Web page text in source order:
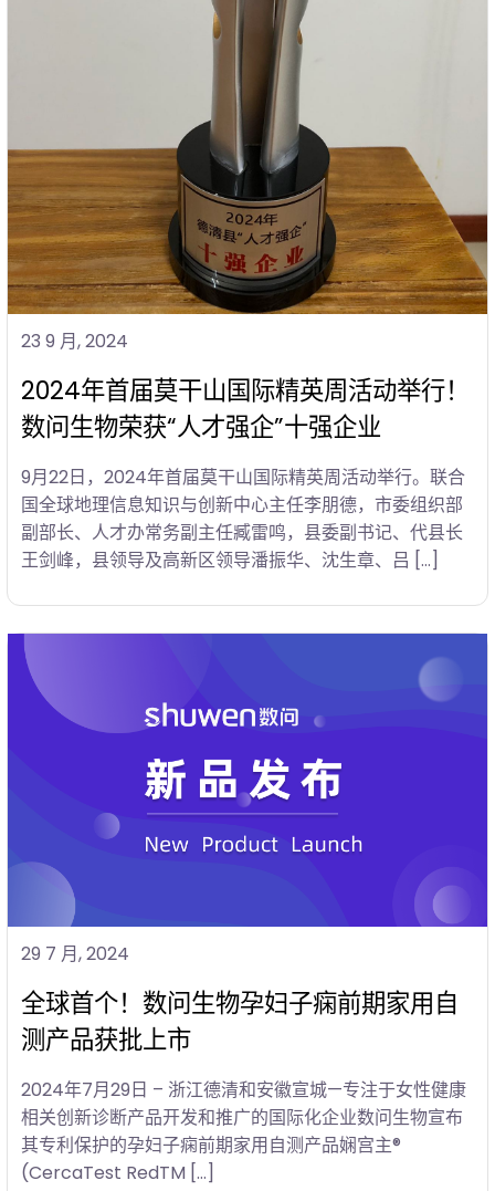
23 9 月, 2024
2024年首届莫干山国际精英周活动举行！
数问生物荣获“人才强企”十强企业
9月22日，2024年首届莫干山国际精英周活动举行。联合
国全球地理信息知识与创新中心主任李朋德，市委组织部
副部长、人才办常务副主任臧雷鸣，县委副书记、代县长
王剑峰，县领导及高新区领导潘振华、沈生章、吕 […]
29 7 月, 2024
全球首个！数问生物孕妇子痫前期家用自
测产品获批上市
2024年7月29日 – 浙江德清和安徽宣城—专注于女性健康
相关创新诊断产品开发和推广的国际化企业数问生物宣布
其专利保护的孕妇子痫前期家用自测产品娴宫主®
(CercaTest RedTM […]